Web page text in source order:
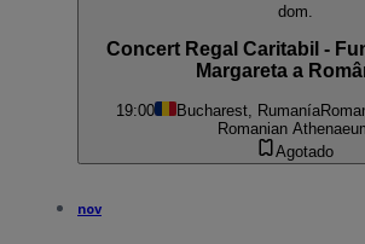
dom.
Concert Regal Caritabil -
Margareta a
19:00 Bucharest, Rumanía
Romanian
Agotado
nov